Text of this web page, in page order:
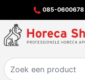
085-0600678